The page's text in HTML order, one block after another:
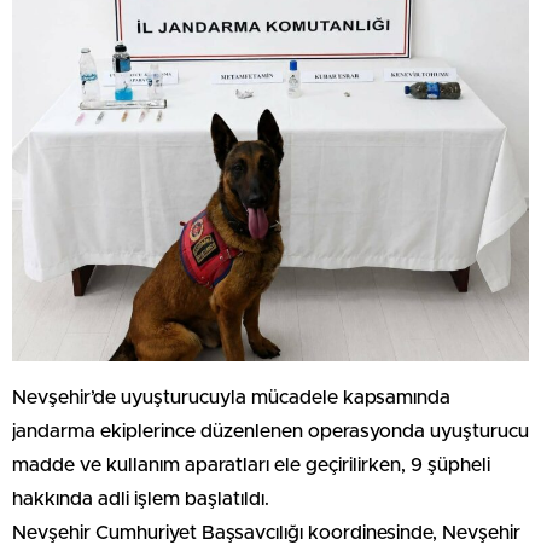
Nevşehir’de uyuşturucuyla mücadele kapsamında
jandarma ekiplerince düzenlenen operasyonda uyuşturucu
madde ve kullanım aparatları ele geçirilirken, 9 şüpheli
hakkında adli işlem başlatıldı.
Nevşehir Cumhuriyet Başsavcılığı koordinesinde, Nevşehir